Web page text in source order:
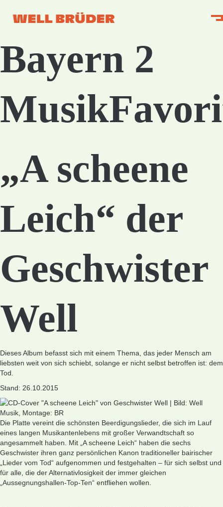
Bayern 2
„A scheene
Leich“ der
Geschwister
Well
Dieses Album befasst sich mit einem Thema, das jeder Mensch am
liebsten weit von sich schiebt, solange er nicht selbst betroffen ist: dem
Tod.
Stand: 26.10.2015
Die Platte vereint die schönsten Beerdigungslieder, die sich im Lauf
eines langen Musikantenlebens mit großer Verwandtschaft so
angesammelt haben. Mit „A scheene Leich“ haben die sechs
Geschwister ihren ganz persönlichen Kanon traditioneller bairischer
„Lieder vom Tod“ aufgenommen und festgehalten – für sich selbst und
für alle, die der Alternativlosigkeit der immer gleichen
„Aussegnungshallen-Top-Ten“ entfliehen wollen.